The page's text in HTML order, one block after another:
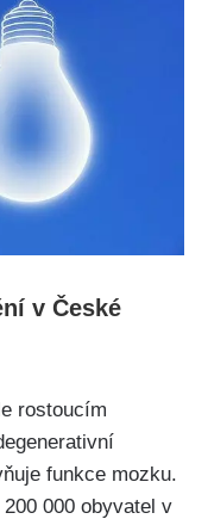
v České
rostoucím
funkce mozku.
000 obyvatel v